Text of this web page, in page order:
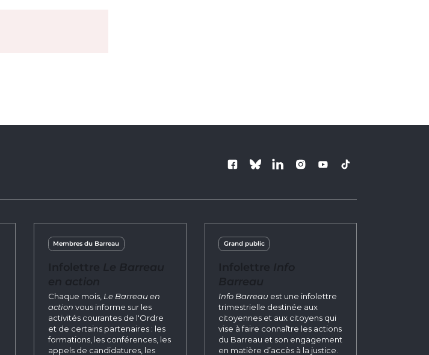
Membres du Barreau
Chaque mois, Le Barreau en
action vous informe sur les
activités courantes de l'Ordre
et de certains partenaires : les
formations, les conférences, les
appels de candidatures, les
Grand public
Info Barreau est une infolettre
trimestrielle destinée aux
citoyennes et aux citoyens qui
vise à faire connaître les actions
du Barreau et son engagement
en matière d’accès à la justice.